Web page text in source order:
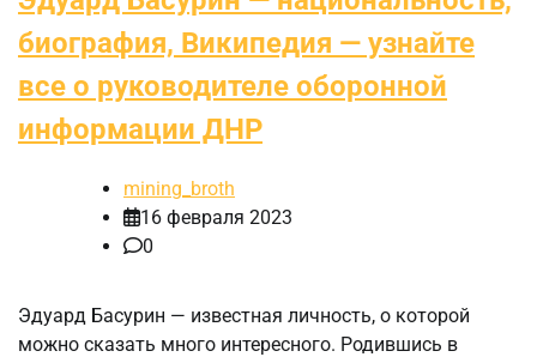
биография, Википедия — узнайте
все о руководителе оборонной
информации ДНР
mining_broth
16 февраля 2023
0
Эдуард Басурин — известная личность, о которой
можно сказать много интересного. Родившись в